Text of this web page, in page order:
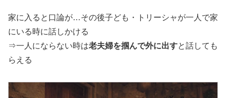
家に入ると口論が…その後子ども・トリーシャが一人で家
にいる時に話しかける
⇒一人にならない時は老夫婦を掴んで外に出すと話しても
らえる